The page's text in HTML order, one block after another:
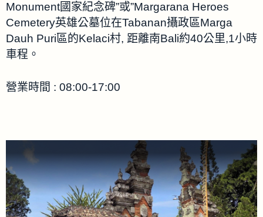
Monument國家紀念碑”或”Margarana Heroes
Cemetery英雄公墓位在Tabanan攝政區Marga
Dauh Puri區的Kelaci村, 距離南Bali約40公里,1小時
車程。
營業時間 : 08:00-17:00